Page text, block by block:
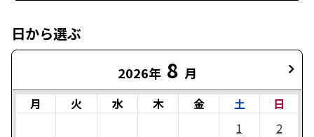
日から選ぶ
2026年 8 月
月 火 水 木 金 土
日
1
2